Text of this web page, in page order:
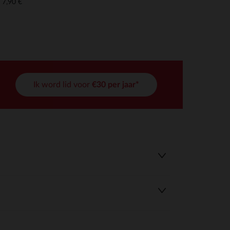
aan te passen en te beheren, en zorgt ervoor dat aan
7,90 €
Ik word lid voor €30 per jaar*